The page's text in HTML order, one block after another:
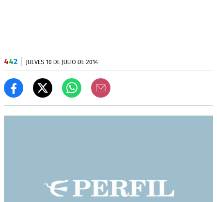
442 JUEVES 10 DE JULIO DE 2014